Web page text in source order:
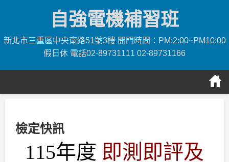
自強電機補習班
新北市三重區中央南路51號3樓 開門時間：PM:2:00~PM10:00
假日休 電話02-89731111 02-89731166
檢定快訊
115年度 即測即評及